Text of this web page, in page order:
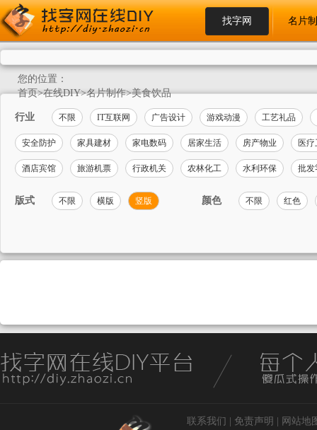
找字网 名片
您的位置：
首页>在线DIY>名片制作>美食饮品
行业 不限 IT互联网 广告设计 游戏动漫 工艺礼品
安全防护 家具建材 家电数码 居家生活 房产物业 医
酒店宾馆 旅游机票 行政机关 农林化工 水利环保 批发
版式 不限 横版 竖版 颜色 不限 红色
联系我们 免责声明
网站地